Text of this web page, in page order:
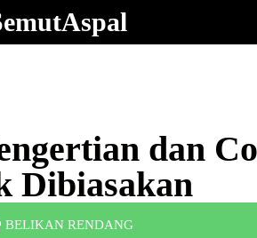
dan
Dibiasakan
BELIKAN RENDANG